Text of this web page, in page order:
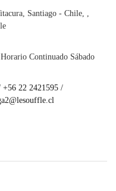
Santiago - Chile, ,
Continuado Sábado
+56 22 2421595 /